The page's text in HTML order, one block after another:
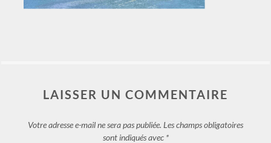
LAISSER UN COMMENTAIRE
Votre adresse e-mail ne sera pas publiée. Les champs obligatoires
sont indiqués avec *